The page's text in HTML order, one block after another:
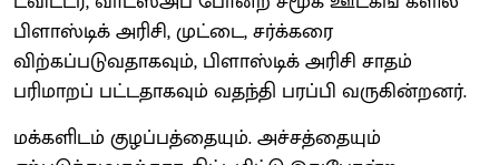
பிளாஸ்டிக் அரிசி, முட்டை, சர்க்கரை
விற்கப்படுவதாகவும், பிளாஸ்டிக் அரிசி சாதம்
பரிமாறப் பட்டதாகவும் வதந்தி பரப்பி வருகின்றனர்.
மக்களிடம் குழப்பத்தையும். அச்சத்தையும்